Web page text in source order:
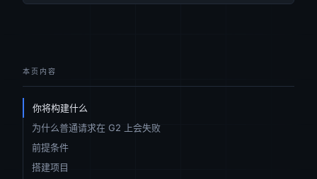
本页内容
你将构建什么
为什么普通请求在 G2 上会失败
前提条件
搭建项目